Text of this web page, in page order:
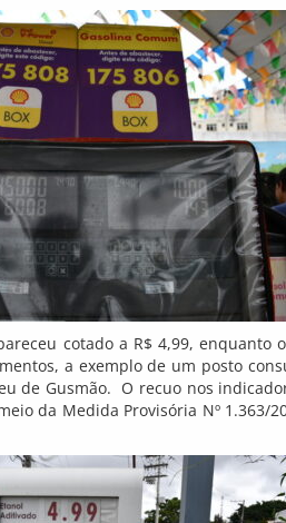
cotado a R$ 4,99, enquanto
a exemplo de um posto
de Gusmão. O recuo nos
da Medida Provisória Nº 1.363/